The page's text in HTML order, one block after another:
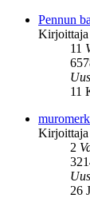
Pennun
Kirjoittaja
11
11
Kirjoittaja
2
26